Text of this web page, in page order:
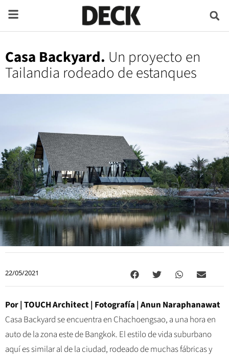
Casa Backyard. Un proyecto en
Tailandia rodeado de estanques
22/05/2021
Por | TOUCH Architect| Fotografía | Anun Naraphanawat
Casa Backyard se encuentra en Chachoengsao, a una hora en
auto de la zona este de Bangkok. El estilo de vida suburbano
aquí es similar al de la ciudad, rodeado de muchas fábricas y